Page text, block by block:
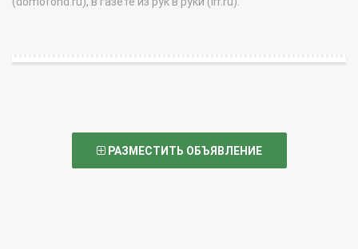
РАЗМЕСТИТЬ ОБЪЯВЛЕНИЕ